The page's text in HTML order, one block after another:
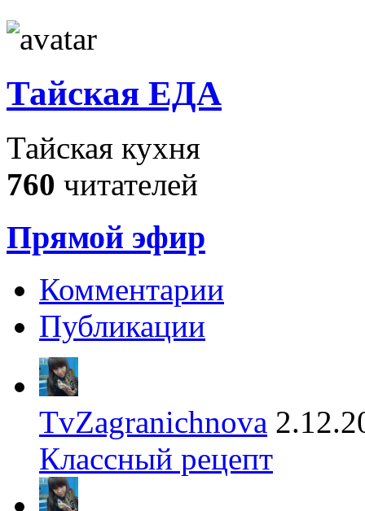
Тайская ЕДА
Тайская кухня
760 читателей
Прямой эфир
Комментарии
Публикации
TvZagranichnova
Классный рецепт